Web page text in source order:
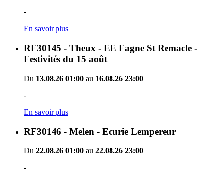
-
En savoir plus
RF30145 - Theux - EE Fagne St Remacle -
Festivités du 15 août
Du 13.08.26 01:00 au 16.08.26 23:00
-
En savoir plus
RF30146 - Melen - Ecurie Lempereur
Du 22.08.26 01:00 au 22.08.26 23:00
-